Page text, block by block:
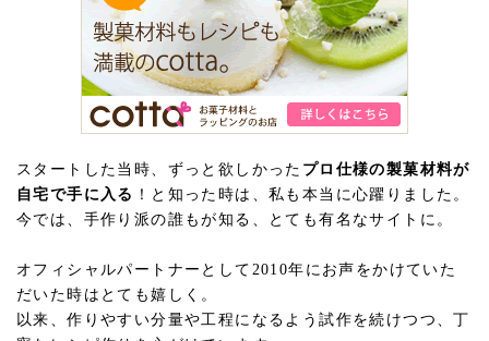
スタートした当時、ずっと欲しかった プロ仕様の製菓材料が
自宅で手に入る ！と知った時は、私も本当に心躍りました。
今では、手作り派の誰もが知る、とても有名なサイトに。
オフィシャルパートナーとして2010年にお声をかけていた
だいた時はとても嬉しく。
以来、作りやすい分量や工程になるよう試作を続けつつ、丁